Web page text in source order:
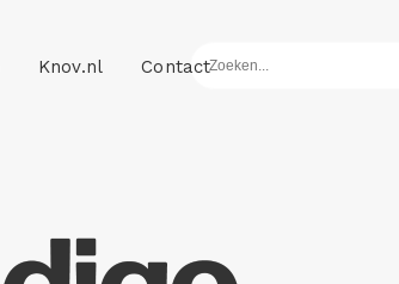
Knov.nl Contact